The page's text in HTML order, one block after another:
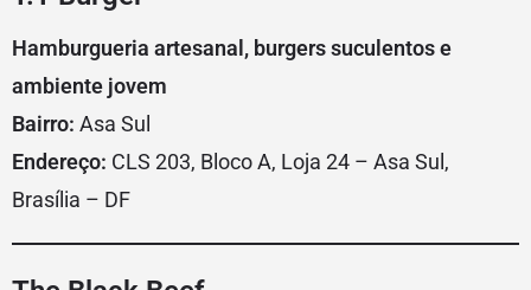
Hamburgueria artesanal, burgers suculentos e
ambiente jovem
Bairro: Asa Sul
Endereço: CLS 203, Bloco A, Loja 24 – Asa Sul,
Brasília – DF